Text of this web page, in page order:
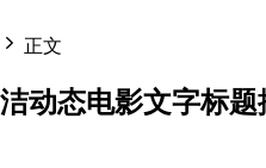
正文
动态电影文字标